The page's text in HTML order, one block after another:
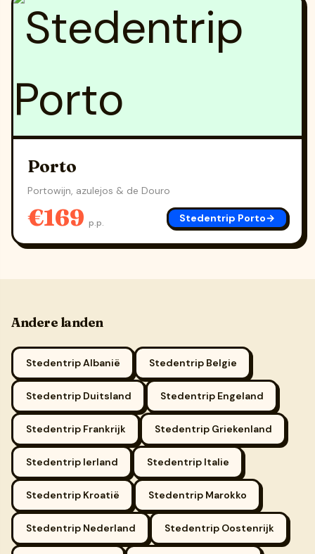
Porto
Portowijn, azulejos & de Douro
€169 p.p. Stedentrip Porto→
Andere landen
Stedentrip Albanië Stedentrip Belgie
Stedentrip Duitsland Stedentrip Engeland
Stedentrip Frankrijk Stedentrip Griekenland
Stedentrip Ierland Stedentrip Italie
Stedentrip Kroatië Stedentrip Marokko
Stedentrip Nederland Stedentrip Oostenrijk